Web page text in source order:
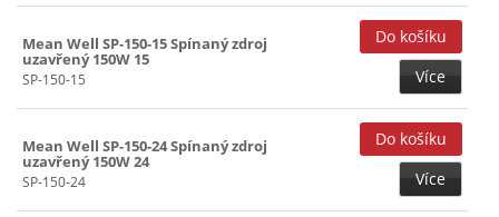
Mean Well SP-150-15 Spínaný zdroj
uzavřený 150W 15
SP-150-15 Více
Mean Well SP-150-24 Spínaný zdroj
uzavřený 150W 24
SP-150-24 Více